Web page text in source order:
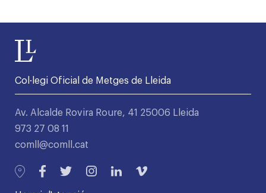
Col·legi Oficial de Metges de Lleida
Av. Alcalde Rovira Roure, 41 25006 Lleida
973 27 08 11
comll@comll.cat